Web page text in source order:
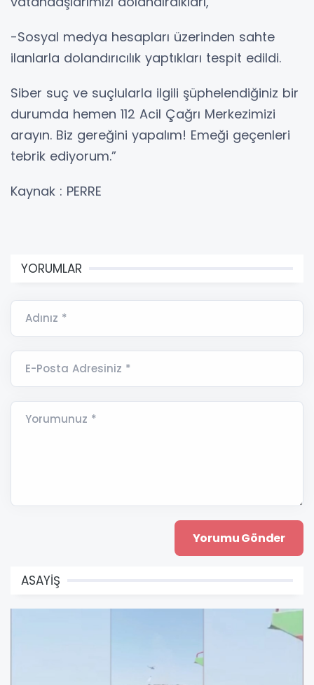
-Sosyal medya hesapları üzerinden sahte
ilanlarla dolandırıcılık yaptıkları tespit edildi.
Siber suç ve suçlularla ilgili şüphelendiğiniz bir
durumda hemen 112 Acil Çağrı Merkezimizi
arayın. Biz gereğini yapalım! Emeği geçenleri
tebrik ediyorum.”
Kaynak : PERRE
YORUMLAR
Adınız *
E-Posta Adresiniz *
Yorumunuz *
ASAYİŞ